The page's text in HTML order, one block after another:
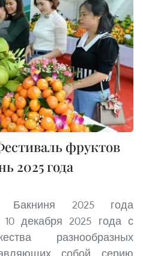
фруктов
2025 года
Бакниня 2025 года
декабря 2025 года с
разнообразных